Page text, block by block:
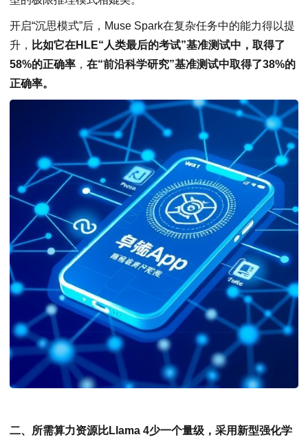
开启“沉思模式”后，Muse Spark在复杂任务中的能力得以提
升， 比如它在HLE“人类最后的考试”基准测试中，取得了
58%的正确率 ， 在“前沿科学研究”基准测试中取得了38%的
正确率。
二、所需算力资源比Llama 4少一个量级，采用新型强化学